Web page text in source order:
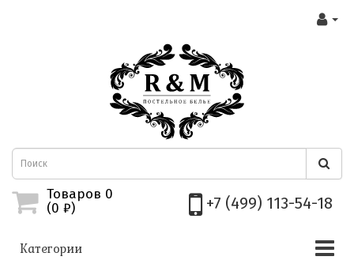
Товаров 0
(0 ₽) +7 (499) 113-54-18
Категории